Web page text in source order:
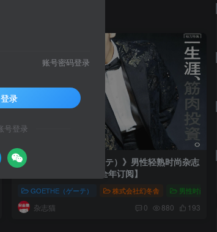
GOETHE（ゲーテ）男性轻熟时尚杂志
日本《GOETHE（ゲーテ）》男性轻熟时尚杂志
PDF电子版【2024年·全年订阅】
GOETHE（ゲーテ） 株式会社幻冬舎 男性时尚
杂志猫 0 880 193
账号密码登录
登录
号登录